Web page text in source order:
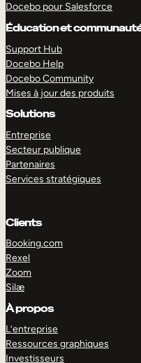
Docebo pour Salesforce
Éducation et
Support Hub
Docebo Help
Docebo Community
Mises à jour des produits
Solutions
Entreprise
Secteur publique
Partenaires
Services stratégiques
Clients
Booking.com
Rexel
Zoom
Silæ
À propos
L’entreprise
Ressources graphiques
Investisseurs